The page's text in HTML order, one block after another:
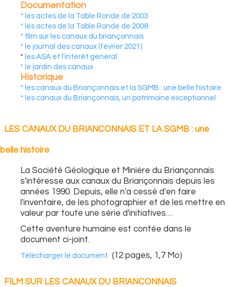
Documentation
* les actes de la Table Ronde de 2003
* les actes de la Table Ronde de 2008
* film sur les canaux du briançonnais
* le journal des canaux (février 2021)
* les ASA et l'intérêt général
* le jardin des canaux
Historique
* les canaux du Briançonnais et la SGMB : une belle histoire
* les canaux du Briançonnais, un patrimoine exceptionnel
LES CANAUX DU BRIANCONNAIS ET LA SGMB : une
belle histoire
La Société Géologique et Minière du Briançonnais
s'intéresse aux canaux du Briançonnais depuis les
années 1990. Depuis, elle n'a cessé d'en faire
l'inventaire, de les photographier et de les mettre en
valeur par toute une série d'initiatives…
Cette aventure humaine est contée dans le
document ci-joint.
Télécharger le document (12 pages, 1,7 Mo)
FILM SUR LES CANAUX DU BRIANCONNAIS